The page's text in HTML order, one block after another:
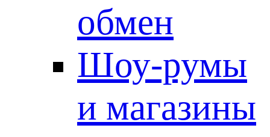
обмен
Шоу-румы
и магазины